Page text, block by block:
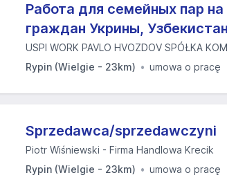
Работа для семейных пар
граждан Укрины,
USPI WORK PAVLO HVOZDOV SPÓŁKA
Rypin (Wielgie - 23km)
umowa o pracę
Sprzedawca/sprzedawczyni
Piotr Wiśniewski - Firma Handlowa Krecik
Rypin (Wielgie - 23km)
umowa o pracę